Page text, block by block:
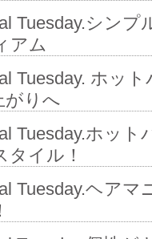
Tuesday.シンプ
アム
Tuesday. ホッ
がりへ
Tuesday.ホット
イル！
Tuesday.ヘアマ